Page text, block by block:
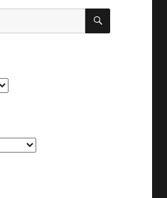
CHWILIO